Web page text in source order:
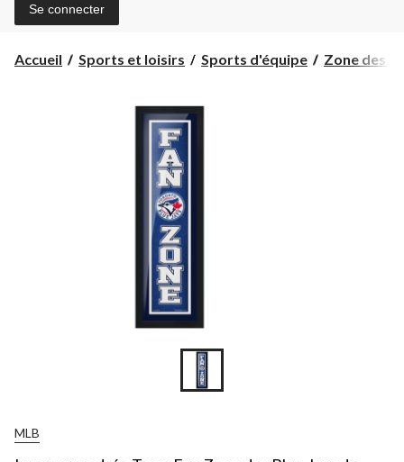
Se connecter
Accueil Sports et loisirs Sports d'équipe Zone des
MLB